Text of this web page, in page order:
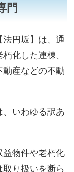
門
円坂】は、通
化した連棟、
産などの不動
いわゆる訳あ
益物件や老朽化
り扱いを断ら